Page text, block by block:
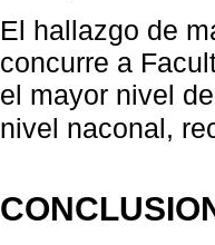
El hallazgo de
concurre a
el mayor nivel
nivel naconal,